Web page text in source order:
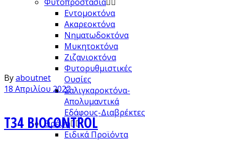
Φυτοπροστασία
Εντομοκτόνα
Ακαρεοκτόνα
Νηματωδοκτόνα
Μυκητοκτόνα
Ζιζανιοκτόνα
Φυτορυθμιστικές
Ουσίες
Σαλιγκαροκτόνα-
Απολυμαντικά
Εδάφους-Διαβρέκτες
Θρέψη
Ειδικά Προϊόντα
Byaboutnet
18 Απριλίου 2022
T34 BIOCONTROL